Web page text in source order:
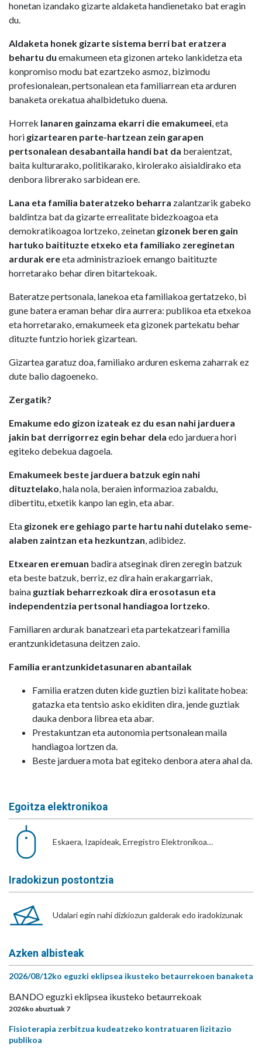
honetan izandako gizarte aldaketa handienetako bat eragin
du.
Aldaketa honek gizarte sistema berri bat eratzera
behartu du emakumeen eta gizonen arteko lankidetza eta
konpromiso modu bat ezartzeko asmoz, bizimodu
profesionalean, pertsonalean eta familiarrean eta arduren
banaketa orekatua ahalbidetuko duena.
Horrek lanaren gainzama ekarri die emakumeei, eta
hori gizartearen parte-hartzean zein garapen
pertsonalean desabantaila handi bat da beraientzat,
baita kulturarako, politikarako, kirolerako aisialdirako eta
denbora librerako sarbidean ere.
Lana eta familia bateratzeko beharra zalantzarik gabeko
baldintza bat da gizarte errealitate bidezkoagoa eta
demokratikoagoa lortzeko, zeinetan gizonek beren gain
hartuko baitituzte etxeko eta familiako zereginetan
ardurak ereeta administrazioek emango baitituzte
horretarako behar diren bitartekoak.
Bateratze pertsonala, lanekoa eta familiakoa gertatzeko, bi
gune batera eraman behar dira aurrera: publikoa eta etxekoa
eta horretarako, emakumeek eta gizonek partekatu behar
dituzte funtzio horiek gizartean.
Gizartea garatuz doa, familiako arduren eskema zaharrak ez
dute balio dagoeneko.
Zergatik?
Emakume edo gizon izateak ez du esan nahi jarduera
jakin bat derrigorrez egin behar dela edo jarduera hori
egiteko debekua dagoela.
Emakumeek beste jarduera batzuk egin nahi
dituztelako, hala nola, beraien informazioa zabaldu,
dibertitu, etxetik kanpo lan egin, eta abar.
Eta gizonek ere gehiago parte hartu nahi dutelako seme-
alaben zaintzan eta hezkuntzan, adibidez.
Etxearen eremuan badira atseginak diren zeregin batzuk
eta beste batzuk, berriz, ez dira hain erakargarriak,
baina guztiak beharrezkoak dira erosotasun eta
independentzia pertsonal handiagoa lortzeko.
Familiaren ardurak banatzeari eta partekatzeari familia
erantzunkidetasuna deitzen zaio.
Familia erantzunkidetasunaren abantailak
Familia eratzen duten kide guztien bizi kalitate hobea:
gatazka eta tentsio asko ekiditen dira, jende guztiak
dauka denbora librea eta abar.
Prestakuntzan eta autonomia pertsonalean maila
handiagoa lortzen da.
Beste jarduera mota bat egiteko denbora atera ahal da.
Egoitza elektronikoa
Eskaera, Izapideak, Erregistro Elektronikoa…
Iradokizun postontzia
Udalari egin nahi dizkiozun galderak edo iradokizunak
Azken albisteak
2026/08/12ko eguzki eklipsea ikusteko betaurrekoen banaketa
BANDO eguzki eklipsea ikusteko betaurrekoak
2026ko abuztuak 7
Fisioterapia zerbitzua kudeatzeko kontratuaren lizitazio
publikoa